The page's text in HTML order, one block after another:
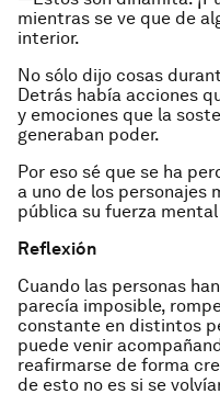
mientras se ve que de
interior.
No sólo dijo cosas
Detrás había acciones
y emociones que la
generaban poder.
Por eso sé que se ha
a uno de los personajes
pública su fuerza
Reflexión
Cuando las personas
parecía imposible,
constante en distintos
puede venir
reafirmarse de forma
de esto no es si se